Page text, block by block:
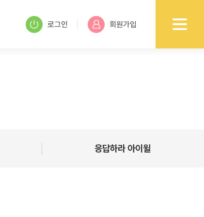
로그인 회원가입
응답하라 아이윌